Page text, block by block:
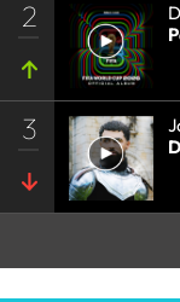
2
3